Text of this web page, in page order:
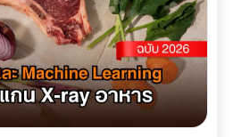
ม่ได้ กล่าวคือ ปัญหาน้ำท่วมขังในพื้นที่
ายแค่ค่าซ่อมบำรุงเครื่องจักรเท่านั้น
เบคโฮต้องจอดนิ่งสนิท นั่นหมายถึง
เช่าเครื่องจักรที่บานปลาย และความ
มล่าช้าในการส่งมอบโครงการ การ
มาตรฐานตั้งแต่เนิ่นๆ จึงเป็นการซื้อ